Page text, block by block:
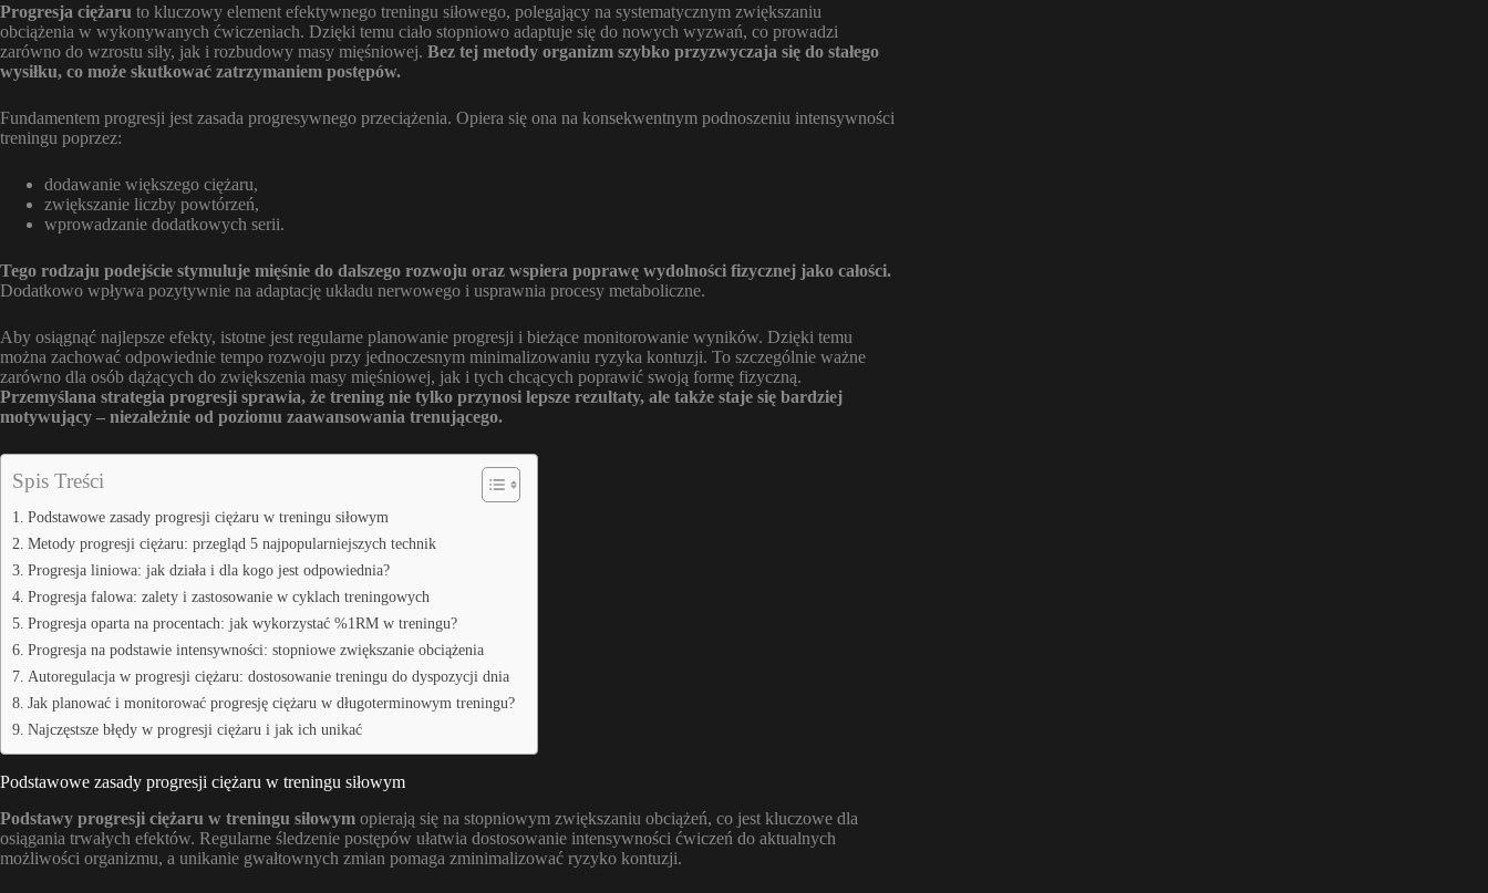
Progresja ciężaru to kluczowy element efektywnego treningu siłowego, polegający na systematycznym zwiększaniu
obciążenia w wykonywanych ćwiczeniach. Dzięki temu ciało stopniowo adaptuje się do nowych wyzwań, co prowadzi
zarówno do wzrostu siły, jak i rozbudowy masy mięśniowej. Bez tej metody organizm szybko przyzwyczaja się do stałego
wysiłku, co może skutkować zatrzymaniem postępów.
Fundamentem progresji jest zasada progresywnego przeciążenia. Opiera się ona na konsekwentnym podnoszeniu intensywności
treningu poprzez:
dodawanie większego ciężaru,
zwiększanie liczby powtórzeń,
wprowadzanie dodatkowych serii.
Tego rodzaju podejście stymuluje mięśnie do dalszego rozwoju oraz wspiera poprawę wydolności fizycznej jako całości.
Dodatkowo wpływa pozytywnie na adaptację układu nerwowego i usprawnia procesy metaboliczne.
Aby osiągnąć najlepsze efekty, istotne jest regularne planowanie progresji i bieżące monitorowanie wyników. Dzięki temu
można zachować odpowiednie tempo rozwoju przy jednoczesnym minimalizowaniu ryzyka kontuzji. To szczególnie ważne
zarówno dla osób dążących do zwiększenia masy mięśniowej, jak i tych chcących poprawić swoją formę fizyczną.
Przemyślana strategia progresji sprawia, że trening nie tylko przynosi lepsze rezultaty, ale także staje się bardziej
motywujący – niezależnie od poziomu zaawansowania trenującego.
Spis Treści
Podstawowe zasady progresji ciężaru w treningu siłowym
Metody progresji ciężaru: przegląd 5 najpopularniejszych technik
Progresja liniowa: jak działa i dla kogo jest odpowiednia?
Progresja falowa: zalety i zastosowanie w cyklach treningowych
Progresja oparta na procentach: jak wykorzystać %1RM w treningu?
Progresja na podstawie intensywności: stopniowe zwiększanie obciążenia
Autoregulacja w progresji ciężaru: dostosowanie treningu do dyspozycji dnia
Jak planować i monitorować progresję ciężaru w długoterminowym treningu?
Najczęstsze błędy w progresji ciężaru i jak ich unikać
Podstawowe zasady progresji ciężaru w treningu siłowym
Podstawy progresji ciężaru w treningu siłowym opierają się na stopniowym zwiększaniu obciążeń, co jest kluczowe dla
osiągania trwałych efektów. Regularne śledzenie postępów ułatwia dostosowanie intensywności ćwiczeń do aktualnych
możliwości organizmu, a unikanie gwałtownych zmian pomaga zminimalizować ryzyko kontuzji.